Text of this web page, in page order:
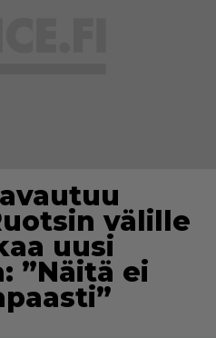
välille
uusi
”Näitä ei